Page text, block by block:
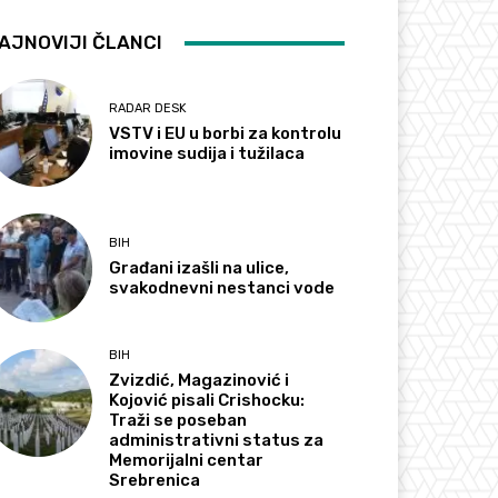
ČLANCI
RADAR DESK
VSTV i EU u borbi za kontrolu
imovine sudija i tužilaca
BIH
Građani izašli na ulice,
svakodnevni nestanci vode
BIH
Zvizdić, Magazinović i
Kojović pisali Crishocku:
Traži se poseban
administrativni status za
Memorijalni centar
Srebrenica